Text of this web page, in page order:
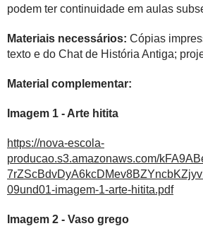
podem ter continuidade em aulas
Materiais necessários: Cópias
texto e do Chat de História Antiga;
Material complementar:
Imagem 1 - Arte hitita
https://nova-escola-
producao.s3.amazonaws.com/
09und01-imagem-1-arte-hitita.pdf
Imagem 2 - Vaso grego